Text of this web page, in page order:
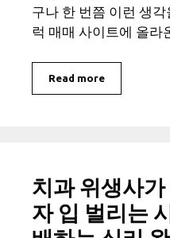
구나 한 번쯤 이런 생
럭 매매 사이트에 올
Read more
치과 위생사
자 입 벌리는